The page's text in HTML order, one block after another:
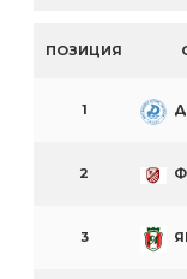
ПОЗИЦИЯ
1
2
3